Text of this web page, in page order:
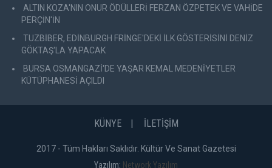
ALTIN KOZA'NIN ONUR ÖDÜLLERİ FERZAN ÖZPETEK VE VAHİDE
PERÇİN'İN
TUZBİBER, EDİNBURGH FRİNGE'DEKİ İLK GÖSTERİSİNİ DENİZ
GÖKTAŞ'LA YAPACAK
BURSA OSMANGAZİ'DE YAŞAR KEMAL MEDENİYETLER
KÜTÜPHANESİ AÇILDI
KÜNYE İLETİŞİM
2017 - Tüm Hakları Saklıdır. Kültür Ve Sanat Gazetesi
Yazılım: Network Yazılım